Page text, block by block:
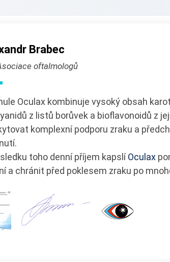
Brabec
oftalmologů
Oculax kombinuje vysoký obsah
z listů borůvek a bioflavonoidů z
komplexní podporu zraku a
toho denní příjem kapslíOculax
a chránit před poklesem zraku po